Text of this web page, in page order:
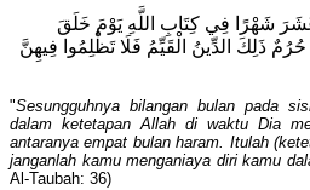
عَشَرَ شَهْرًا فِي كِتَابِ اللَّهِ يَوْمَ خَلَقَ
ذَلِكَ الدِّينُ الْقَيِّمُ فَلَا تَظْلِمُوا فِيهِنَّ
"Sesungguhnya bilangan bulan pada
dalam ketetapan Allah di waktu Dia
antaranya empat bulan haram. Itulah
janganlah kamu menganiaya diri kamu
Al-Taubah: 36)